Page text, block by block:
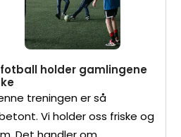
holder gamlingene
treningen er så
Vi holder oss friske og